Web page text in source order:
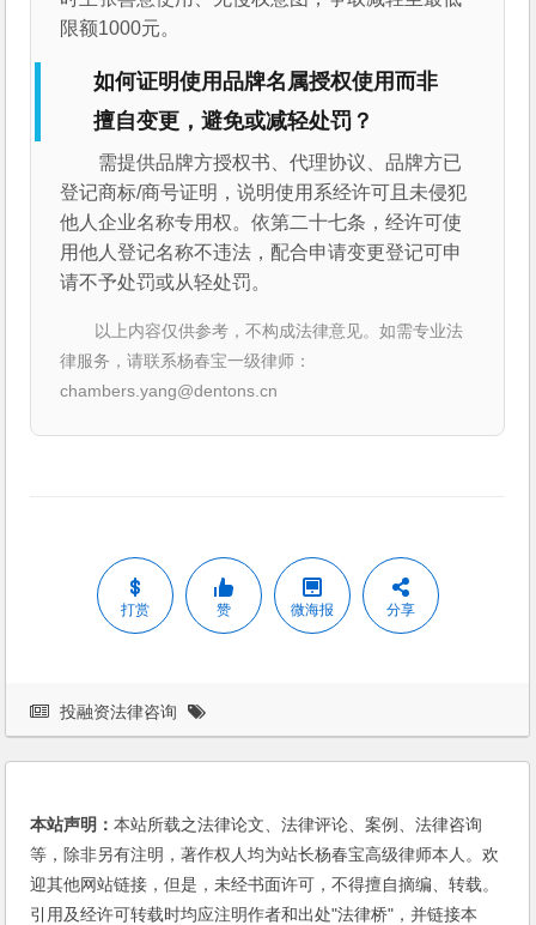
限额1000元。
如何证明使用品牌名属授权使用而非
擅自变更，避免或减轻处罚？
需提供品牌方授权书、代理协议、品牌方已
登记商标/商号证明，说明使用系经许可且未侵犯
他人企业名称专用权。依第二十七条，经许可使
用他人登记名称不违法，配合申请变更登记可申
请不予处罚或从轻处罚。
以上内容仅供参考，不构成法律意见。如需专业法
律服务，请联系杨春宝一级律师：
chambers.yang@dentons.cn
打赏 赞 微海报 分享
投融资法律咨询
本站声明：本站所载之法律论文、法律评论、案例、法律咨询
等，除非另有注明，著作权人均为站长杨春宝高级律师本人。欢
迎其他网站链接，但是，未经书面许可，不得擅自摘编、转载。
引用及经许可转载时均应注明作者和出处"法律桥"，并链接本